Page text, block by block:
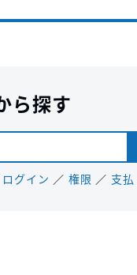
ら探す
ログイン 権限 支払